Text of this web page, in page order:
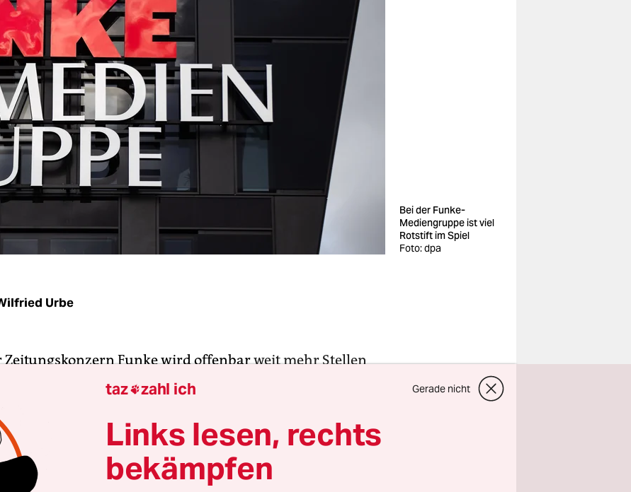
Bei der Funke-
Mediengruppe ist viel
Rotstift im Spiel
Foto: dpa
Urbe
Zeitungskonzern Funke wird offenbarweit mehr Stellen
. Über 300 Redakteure, Drucker, Mitarbeiter
Onliner und Mediengestalter werden allein
Westfalen von Entlassungen betroffen sein. Außerdem
Geschäftsstellen derWestdeutschen Allgemeinen
und der Neuen Ruhr/Neuen Rhein Zeitung (NRZ)
bevölkerungsreichstem Bundesland verschwinden.
taz zahl ich Gerade nicht
Links lesen, rechts
bekämpfen